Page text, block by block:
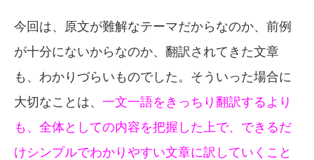
今回は、原文が難解なテーマだからなのか、前例
が十分にないからなのか、翻訳されてきた文章
も、わかりづらいものでした。そういった場合に
大切なことは、 一文一語をきっちり翻訳するより
も、全体としての内容を把握した上で、できるだ
けシンプルでわかりやすい文章に訳していくこと